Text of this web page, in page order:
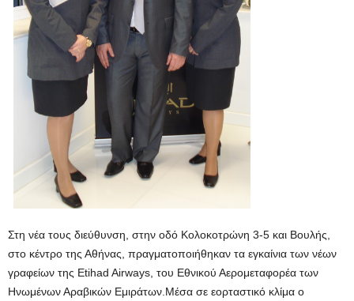
Στη νέα τους διεύθυνση, στην οδό Κολοκοτρώνη 3-5 και Βουλής,
στο κέντρο της Αθήνας, πραγματοποιήθηκαν τα εγκαίνια των νέων
γραφείων της Εtihad Airways, του Εθνικού Αερομεταφορέα των
Ηνωμένων Αραβικών Εμιράτων. Μέσα σε εορταστικό κλίμα ο